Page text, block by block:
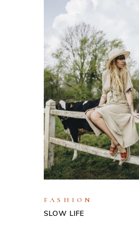
FASHION
SLOW LIFE